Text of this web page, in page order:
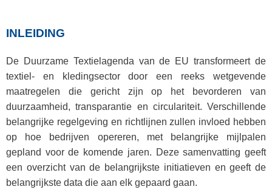
INLEIDING
De Duurzame Textielagenda van de EU transformeert de
textiel- en kledingsector door een reeks wetgevende
maatregelen die gericht zijn op het bevorderen van
duurzaamheid, transparantie en circulariteit. Verschillende
belangrijke regelgeving en richtlijnen zullen invloed hebben
op hoe bedrijven opereren, met belangrijke mijlpalen
gepland voor de komende jaren. Deze samenvatting geeft
een overzicht van de belangrijkste initiatieven en geeft de
belangrijkste data die aan elk gepaard gaan.